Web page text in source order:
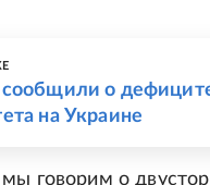
о
на Украине
говорим о